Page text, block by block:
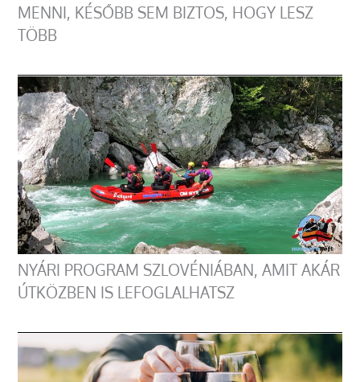
MENNI, KÉSŐBB SEM BIZTOS, HOGY LESZ
TÖBB
NYÁRI PROGRAM SZLOVÉNIÁBAN, AMIT AKÁR
ÚTKÖZBEN IS LEFOGLALHATSZ